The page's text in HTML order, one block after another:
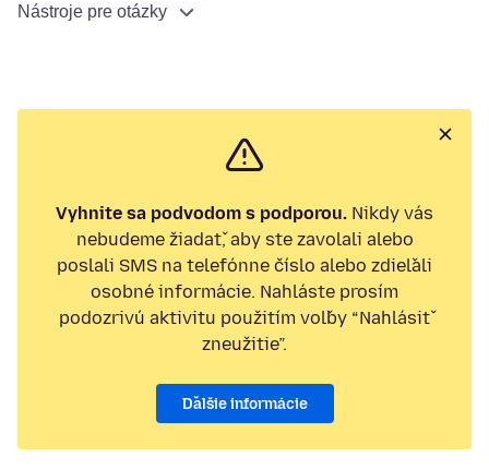
Nástroje pre otázky
Vyhnite sa podvodom s podporou. Nikdy vás
nebudeme žiadať, aby ste zavolali alebo
poslali SMS na telefónne číslo alebo zdieľali
osobné informácie. Nahláste prosím
podozrivú aktivitu použitím voľby “Nahlásiť
zneužitie”.
Ďalšie informácie